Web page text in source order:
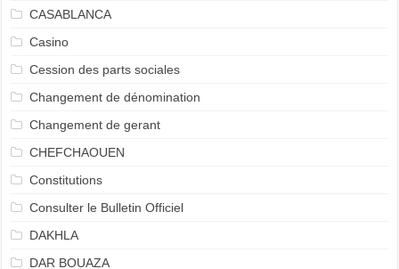
CASABLANCA
Casino
Cession des parts sociales
Changement de dénomination
Changement de gerant
CHEFCHAOUEN
Constitutions
Consulter le Bulletin Officiel
DAKHLA
DAR BOUAZA